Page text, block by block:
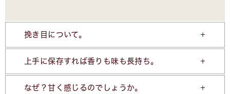
挽き目について。
上手に保存すれば香りも味も長持ち。
なぜ？甘く感じるのでしょうか。